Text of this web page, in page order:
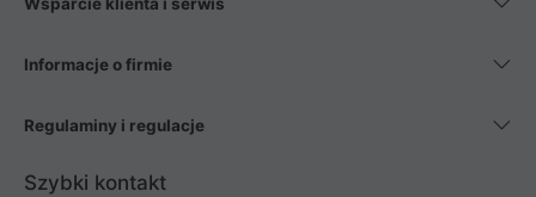
Wsparcie klienta i serwis
Informacje o firmie
Regulaminy i regulacje
Szybki kontakt